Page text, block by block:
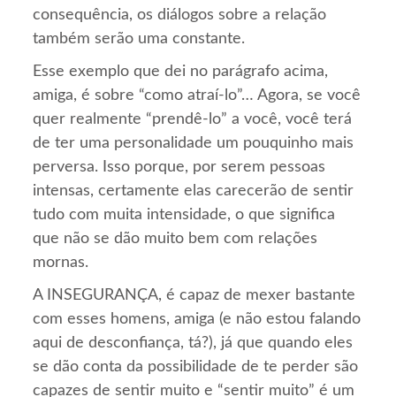
consequência, os diálogos sobre a relação
também serão uma constante.
Esse exemplo que dei no parágrafo acima,
amiga, é sobre “como atraí-lo”… Agora, se você
quer realmente “prendê-lo” a você, você terá
de ter uma personalidade um pouquinho mais
perversa. Isso porque, por serem pessoas
intensas, certamente elas carecerão de sentir
tudo com muita intensidade, o que significa
que não se dão muito bem com relações
mornas.
A INSEGURANÇA, é capaz de mexer bastante
com esses homens, amiga (e não estou falando
aqui de desconfiança, tá?), já que quando eles
se dão conta da possibilidade de te perder são
capazes de sentir muito e “sentir muito” é um